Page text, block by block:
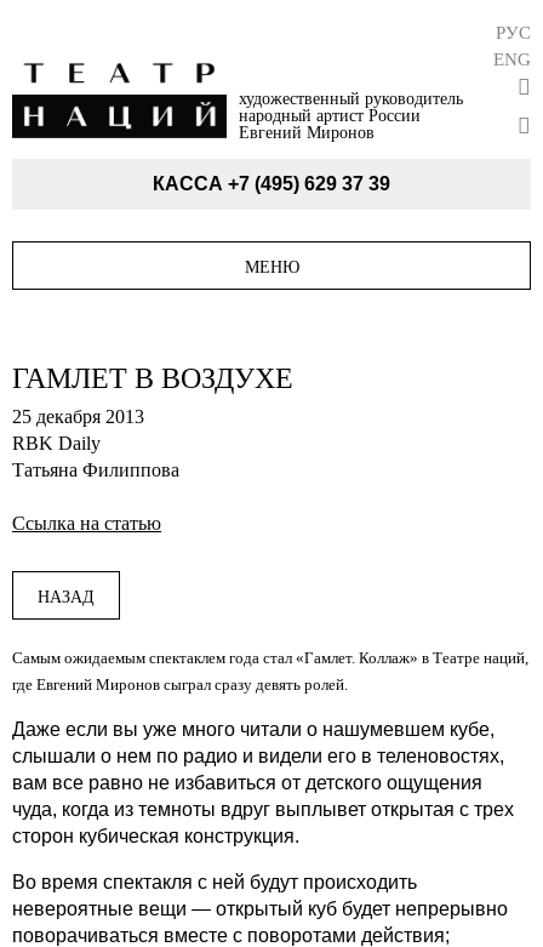
художественный руководитель
народный артист России
Евгений Миронов
РУС
ENG
КАССА +7 (495) 629 37 39
МЕНЮ
ГАМЛЕТ В ВОЗДУХЕ
25 декабря 2013
RBK Daily
Татьяна Филиппова
Ссылка на статью
НАЗАД
Самым ожидаемым спектаклем года стал «Гамлет. Коллаж» в Театре наций,
где Евгений Миронов сыграл сразу девять ролей.
Даже если вы уже много читали о нашумевшем кубе,
слышали о нем по радио и видели его в теленовостях,
вам все равно не избавиться от детского ощущения
чуда, когда из темноты вдруг выплывет открытая с трех
сторон кубическая конструкция.
Во время спектакля с ней будут происходить
невероятные вещи — открытый куб будет непрерывно
поворачиваться вместе с поворотами действия;